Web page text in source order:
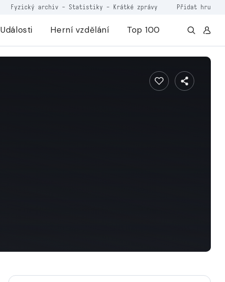
Fyzický archiv - Statistiky - Krátké zprávy Přidat hru
Události Herní vzdělání Top 100